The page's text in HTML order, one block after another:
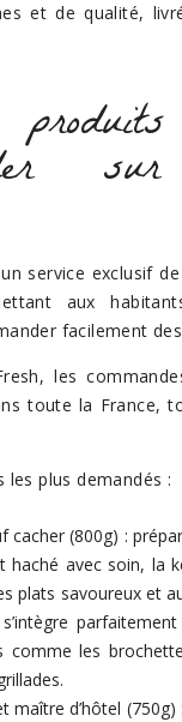
et de qualité,
service exclusif de
aux
facilement
les
toute la France,
les plus demandés :
cacher (800g) :
haché avec soin, la
plats savoureux et
comme les
maître d’hôtel